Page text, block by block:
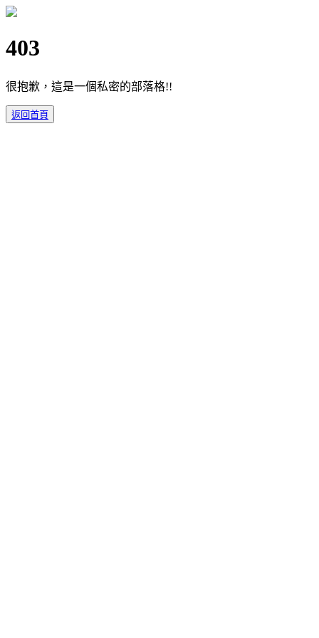
403
很抱歉，這是一個私密的部落格!!
返回首頁